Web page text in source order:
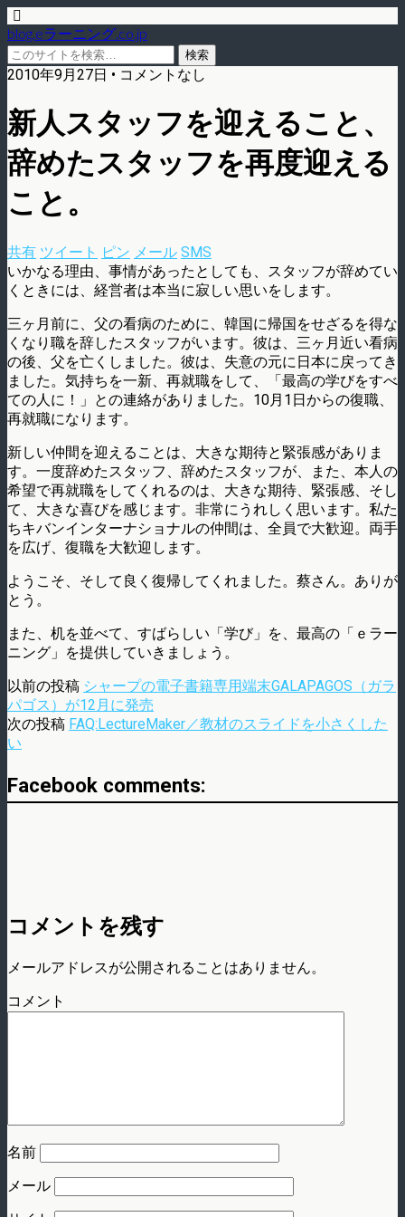
blog.eラーニング.co.jp
2010年9月27日 • コメントなし
新人スタッフを迎えること、
辞めたスタッフを再度迎える
こと。
共有 ツイート ピン メール SMS
いかなる理由、事情があったとしても、スタッフが辞めてい
くときには、経営者は本当に寂しい思いをします。
三ヶ月前に、父の看病のために、韓国に帰国をせざるを得な
くなり職を辞したスタッフがいます。彼は、三ヶ月近い看病
の後、父を亡くしました。彼は、失意の元に日本に戻ってき
ました。気持ちを一新、再就職をして、「最高の学びをすべ
ての人に！」との連絡がありました。10月1日からの復職、
再就職になります。
新しい仲間を迎えることは、大きな期待と緊張感がありま
す。一度辞めたスタッフ、辞めたスタッフが、また、本人の
希望で再就職をしてくれるのは、大きな期待、緊張感、そし
て、大きな喜びを感じます。非常にうれしく思います。私た
ちキバンインターナショナルの仲間は、全員で大歓迎。両手
を広げ、復職を大歓迎します。
ようこそ、そして良く復帰してくれました。蔡さん。ありが
とう。
また、机を並べて、すばらしい「学び」を、最高の「ｅラー
ニング」を提供していきましょう。
以前の投稿 シャープの電子書籍専用端末GALAPAGOS（ガラ
パゴス）が12月に発売
次の投稿 FAQ:LectureMaker／教材のスライドを小さくした
い
Facebook comments:
コメントを残す
メールアドレスが公開されることはありません。
コメント
名前
メール